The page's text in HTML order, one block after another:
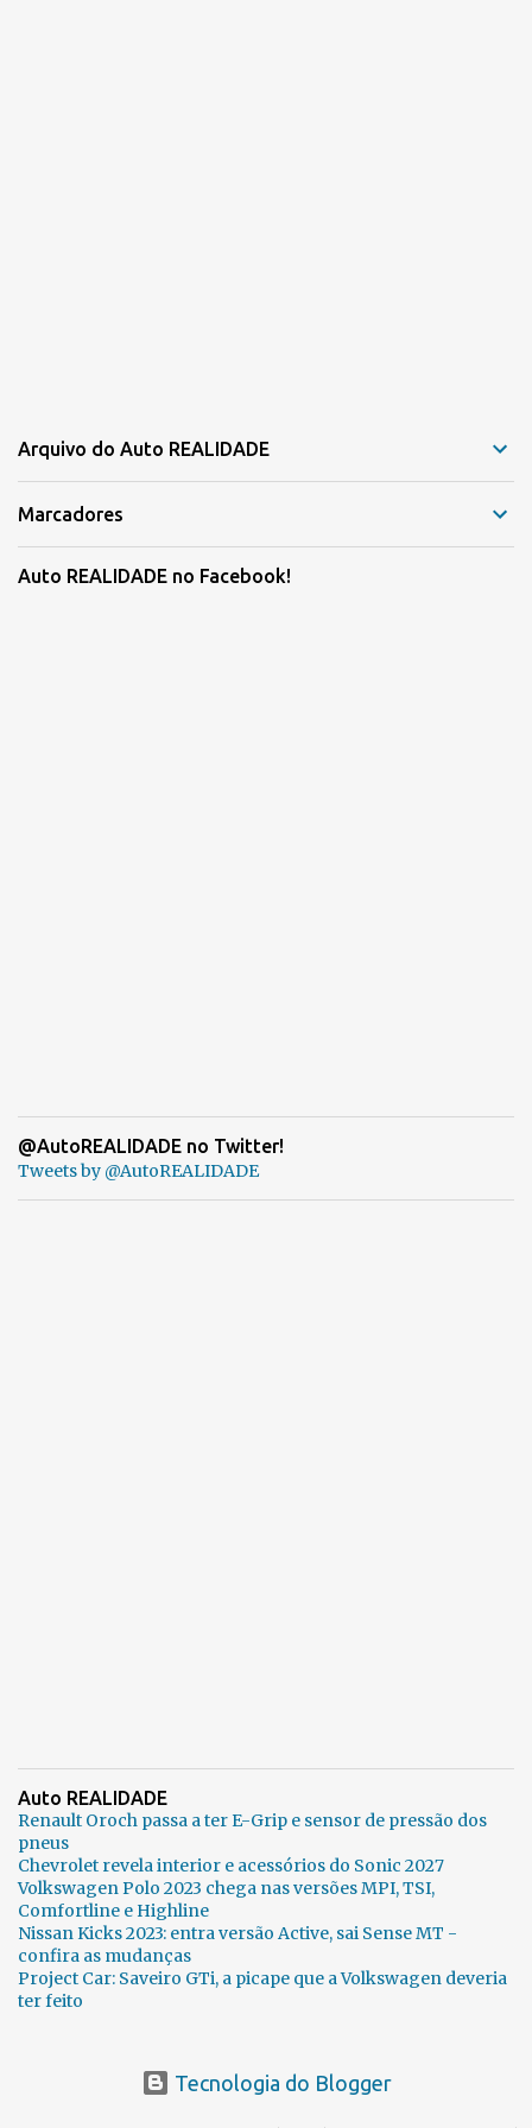
Arquivo do Auto REALIDADE
Marcadores
Auto REALIDADE no Facebook!
@AutoREALIDADE no Twitter!
Tweets by @AutoREALIDADE
Auto REALIDADE
Renault Oroch passa a ter E-Grip e sensor de pressão dos
pneus
Chevrolet revela interior e acessórios do Sonic 2027
Volkswagen Polo 2023 chega nas versões MPI, TSI,
Comfortline e Highline
Nissan Kicks 2023: entra versão Active, sai Sense MT -
confira as mudanças
Project Car: Saveiro GTi, a picape que a Volkswagen deveria
ter feito
Tecnologia do Blogger